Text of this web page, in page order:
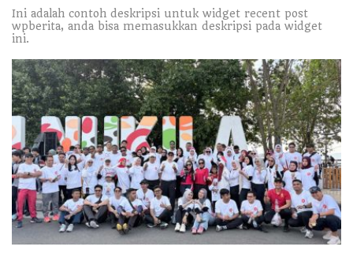
Ini adalah contoh deskripsi untuk widget recent post
wpberita, anda bisa memasukkan deskripsi pada widget
ini.